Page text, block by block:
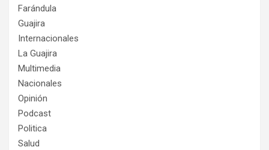
Farándula
Guajira
Internacionales
La Guajira
Multimedia
Nacionales
Opinión
Podcast
Politica
Salud